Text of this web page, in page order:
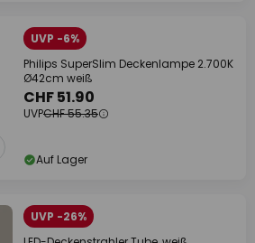
UVP -6%
Philips SuperSlim Deckenlampe 2.700K
Ø42cm weiß
CHF 51.90
UVPCHF 55.35
Auf Lager
UVP -26%